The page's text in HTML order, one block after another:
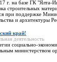
г. на базе ГК "Ялта-
строительных
при поддержке
и архитектуры
край!
деятельность
социально-
министерством